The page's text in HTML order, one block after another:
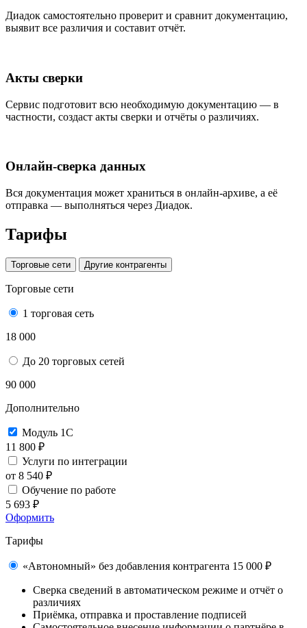
Диадок самостоятельно проверит и сравнит документацию,
выявит все различия и составит отчёт.
Акты сверки
Сервис подготовит всю необходимую документацию — в
частности, создаст акты сверки и отчёты о различиях.
Онлайн-сверка данных
Вся документация может храниться в онлайн-архиве, а её
отправка — выполняться через Диадок.
Тарифы
Торговые сети Другие контрагенты
Торговые сети
1 торговая сеть
18 000
До 20 торговых сетей
90 000
Дополнительно
Модуль 1С
11 800 ₽
Услуги по интеграции
от 8 540 ₽
Обучение по работе
5 693 ₽
Оформить
Тарифы
«Автономный» без добавления контрагента 15 000 ₽
Сверка сведений в автоматическом режиме и отчёт о
различиях
Приёмка, отправка и проставление подписей